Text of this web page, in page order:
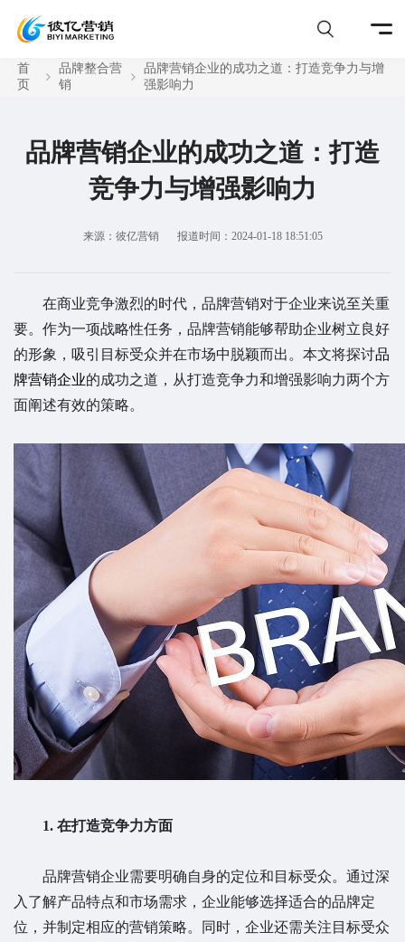
首
页
品牌整合营
销
品牌营销企业的成功之道：打造竞争力与增
强影响力
品牌营销企业的成功之道：打造
竞争力与增强影响力
来源：彼亿营销 报道时间：2024-01-18 18:51:05
在商业竞争激烈的时代，品牌营销对于企业来说至关重
要。作为一项战略性任务，品牌营销能够帮助企业树立良好
的形象，吸引目标受众并在市场中脱颖而出。本文将探讨品
牌营销企业的成功之道，从打造竞争力和增强影响力两个方
面阐述有效的策略。
1. 在打造竞争力方面
品牌营销企业需要明确自身的定位和目标受众。通过深
入了解产品特点和市场需求，企业能够选择适合的品牌定
位，并制定相应的营销策略。同时，企业还需关注目标受众